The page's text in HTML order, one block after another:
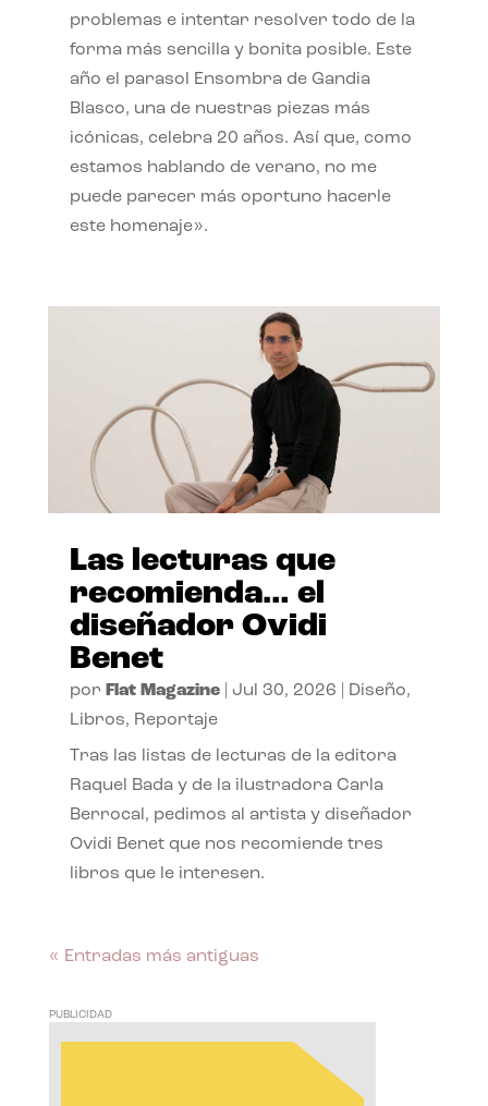
problemas e intentar resolver todo de la
forma más sencilla y bonita posible. Este
año el parasol Ensombra de Gandia
Blasco, una de nuestras piezas más
icónicas, celebra 20 años. Así que, como
estamos hablando de verano, no me
puede parecer más oportuno hacerle
este homenaje».
Las lecturas que
recomienda… el
diseñador Ovidi
Benet
por Flat Magazine| Jul 30, 2026 Diseño,
Libros, Reportaje
Tras las listas de lecturas de la editora
Raquel Bada y de la ilustradora Carla
Berrocal, pedimos al artista y diseñador
Ovidi Benet que nos recomiende tres
libros que le interesen.
« Entradas más antiguas
PUBLICIDAD